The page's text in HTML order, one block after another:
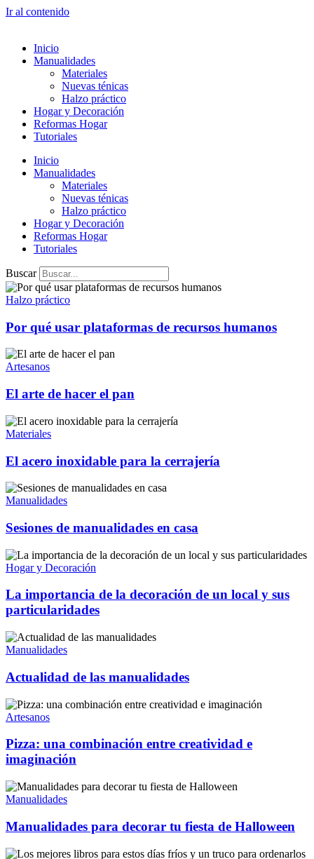
Ir al contenido
Inicio
Manualidades
Materiales
Nuevas ténicas
Halzo práctico
Hogar y Decoración
Reformas Hogar
Tutoriales
Inicio
Manualidades
Materiales
Nuevas ténicas
Halzo práctico
Hogar y Decoración
Reformas Hogar
Tutoriales
Buscar
Halzo práctico
Por qué usar plataformas de recursos humanos
Artesanos
El arte de hacer el pan
Materiales
El acero inoxidable para la cerrajería
Manualidades
Sesiones de manualidades en casa
Hogar y Decoración
La importancia de la decoración de un local y sus
particularidades
Manualidades
Actualidad de las manualidades
Artesanos
Pizza: una combinación entre creatividad e
imaginación
Manualidades
Manualidades para decorar tu fiesta de Halloween